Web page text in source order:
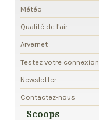
Météo
Qualité de l'air
Arvernet
Testez votre connexion
Newsletter
Contactez-nous
Scoops